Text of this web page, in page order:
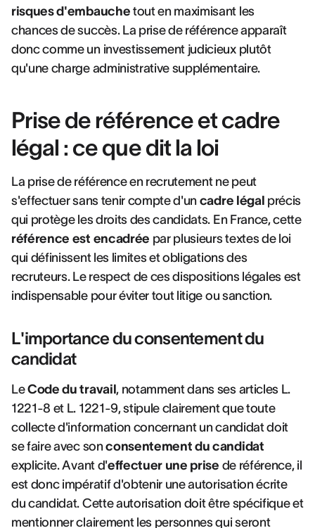
risques d'embauche tout en maximisant les
chances de succès. La prise de référence apparaît
donc comme un investissement judicieux plutôt
qu'une charge administrative supplémentaire.
Prise de référence et cadre
légal : ce que dit la loi
La prise de référence en recrutement ne peut
s'effectuer sans tenir compte d'un cadre légal précis
qui protège les droits des candidats. En France, cette
référence est encadrée par plusieurs textes de loi
qui définissent les limites et obligations des
recruteurs. Le respect de ces dispositions légales est
indispensable pour éviter tout litige ou sanction.
L'importance du consentement du
candidat
LeCode du travail, notamment dans ses articles L.
1221-8 et L. 1221-9, stipule clairement que toute
collecte d'information concernant un candidat doit
se faire avec sonconsentement du candidat
explicite. Avant d'effectuer une prise de référence, il
est donc impératif d'obtenir une autorisation écrite
du candidat. Cette autorisation doit être spécifique et
mentionner clairement les personnes qui seront